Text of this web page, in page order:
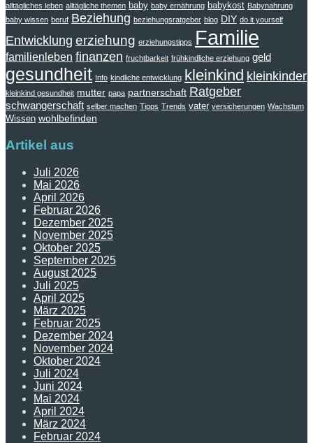
alltägliches leben alltägliche themen baby baby ernährung babykost Babynahrung
baby wissen beruf Beziehung beziehungsratgeber blog DIY do it yourself
Entwicklung erziehung erziehungstipps Familie
familienleben finanzen fruchtbarkeit frühkindliche erziehung geld
gesundheit Info kindliche entwicklung kleinkind kleinkinder
kleinkind gesundheit mutter papa partnerschaft Ratgeber
schwangerschaft selber machen Tipps Trends vater versicherungen Wachstum
Wissen wohlbefinden
Artikel aus
Juli 2026
Mai 2026
April 2026
Februar 2026
Dezember 2025
November 2025
Oktober 2025
September 2025
August 2025
Juli 2025
April 2025
März 2025
Februar 2025
Dezember 2024
November 2024
Oktober 2024
Juli 2024
Juni 2024
Mai 2024
April 2024
März 2024
Februar 2024